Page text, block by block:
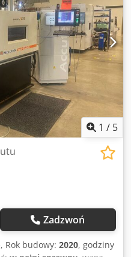
1 / 5
Zadzwoń
, Rok budowy: 2020, godziny